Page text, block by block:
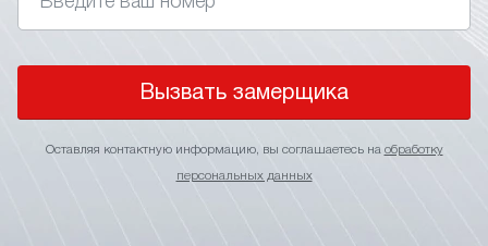
Вызвать замерщика
Оставляя контактную информацию, вы соглашаетесь на обработку
персональных данных